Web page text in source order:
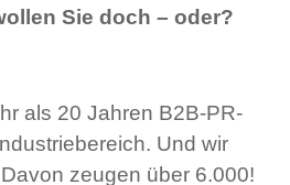
Sie doch – oder?
als 20 Jahren B2B-PR-
Und wir
zeugen über 6.000!